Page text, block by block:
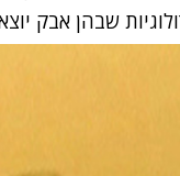
שבהן אבק